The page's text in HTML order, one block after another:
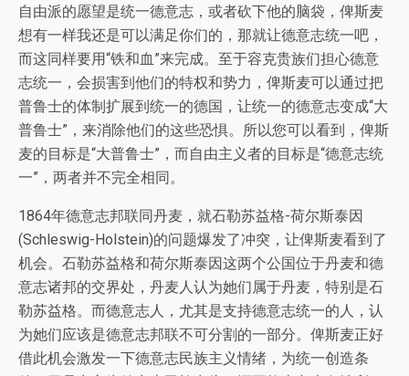
自由派的愿望是统一德意志，或者砍下他的脑袋，俾斯麦
想有一样我还是可以满足你们的，那就让德意志统一吧，
而这同样要用“铁和血”来完成。至于容克贵族们担心德意
志统一，会损害到他们的特权和势力，俾斯麦可以通过把
普鲁士的体制扩展到统一的德国，让统一的德意志变成“大
普鲁士”，来消除他们的这些恐惧。所以您可以看到，俾斯
麦的目标是“大普鲁士”，而自由主义者的目标是“德意志统
一”，两者并不完全相同。
1864年德意志邦联同丹麦，就石勒苏益格-荷尔斯泰因
(Schleswig-Holstein)的问题爆发了冲突，让俾斯麦看到了
机会。石勒苏益格和荷尔斯泰因这两个公国位于丹麦和德
意志诸邦的交界处，丹麦人认为她们属于丹麦，特别是石
勒苏益格。而德意志人，尤其是支持德意志统一的人，认
为她们应该是德意志邦联不可分割的一部分。俾斯麦正好
借此机会激发一下德意志民族主义情绪，为统一创造条